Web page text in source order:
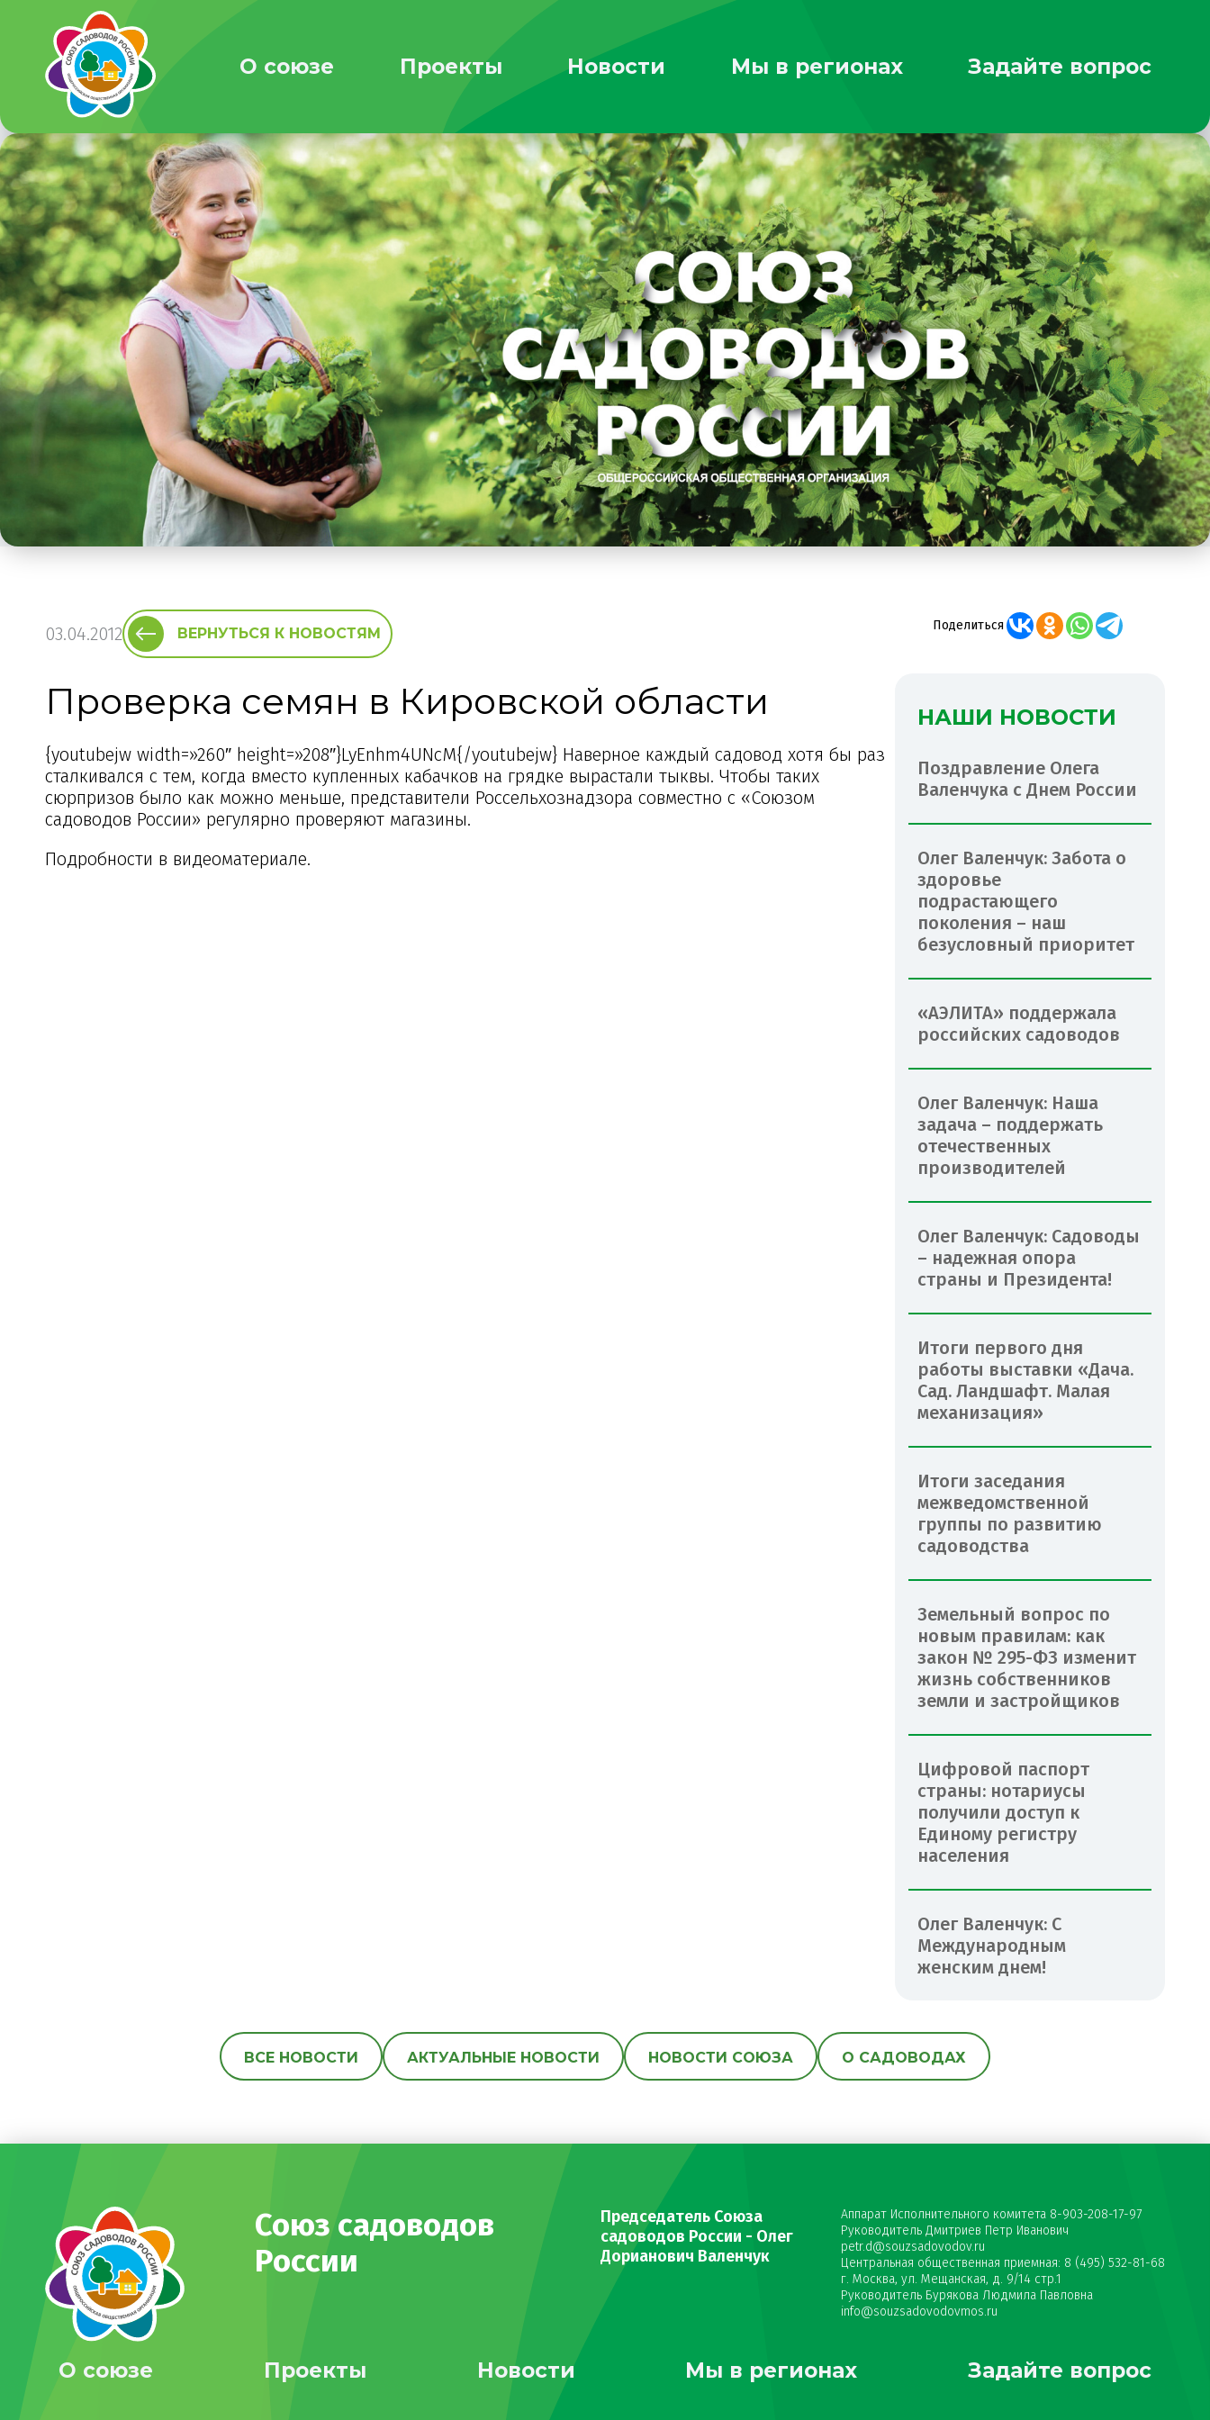
О союзе Проекты Новости Мы в регионах Задайте вопрос
03.04.2012 ВЕРНУТЬСЯ К НОВОСТЯМ
Проверка семян в Кировской области
{youtubejw width=»260″ height=»208″}LyEnhm4UNcM{/youtubejw} Наверное каждый садовод хотя бы раз
сталкивался с тем, когда вместо купленных кабачков на грядке вырастали тыквы. Чтобы таких
сюрпризов было как можно меньше, представители Россельхознадзора совместно с «Союзом
садоводов России» регулярно проверяют магазины.
Подробности в видеоматериале.
Поделиться
НАШИ НОВОСТИ
Поздравление Олега
Валенчука с Днем России
Олег Валенчук: Забота о
здоровье
подрастающего
поколения – наш
безусловный приоритет
«АЭЛИТА» поддержала
российских садоводов
Олег Валенчук: Наша
задача – поддержать
отечественных
производителей
Олег Валенчук: Садоводы
– надежная опора
страны и Президента!
Итоги первого дня
работы выставки «Дача.
Сад. Ландшафт. Малая
механизация»
Итоги заседания
межведомственной
группы по развитию
садоводства
Земельный вопрос по
новым правилам: как
закон № 295-ФЗ изменит
жизнь собственников
земли и застройщиков
Цифровой паспорт
страны: нотариусы
получили доступ к
Единому регистру
населения
Олег Валенчук: С
Международным
женским днем!
ВСЕ НОВОСТИ АКТУАЛЬНЫЕ НОВОСТИ НОВОСТИ СОЮЗА О САДОВОДАХ
Союз садоводов
России
Председатель Союза
садоводов России - Олег
Дорианович Валенчук
Аппарат Исполнительного комитета 8-903-208-17-97
Руководитель Дмитриев Петр Иванович
petr.d@souzsadovodov.ru
Центральная общественная приемная: 8 (495) 532-81-68
г. Москва, ул. Мещанская, д. 9/14 стр.1
Руководитель Бурякова Людмила Павловна
info@souzsadovodovmos.ru
О союзе Проекты Новости Мы в регионах Задайте вопрос